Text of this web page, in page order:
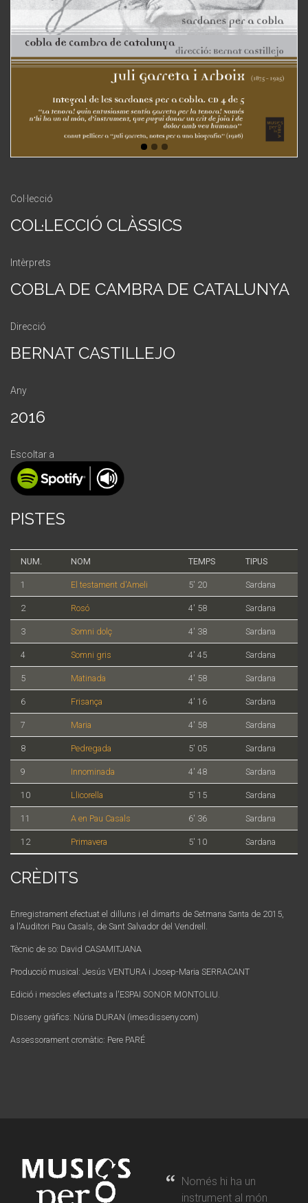
Col·lecció
COL·LECCIÓ CLÀSSICS
Intèrprets
COBLA DE CAMBRA DE CATALUNYA
Direcció
BERNAT CASTILLEJO
Any
2016
Escoltar a
PISTES
NUM. NOM TEMPS TIPUS
1 El testament d'Ameli 5' 20 Sardana
2 Rosó 4' 58 Sardana
3 Somni dolç 4' 38 Sardana
4 Somni gris 4' 45 Sardana
5 Matinada 4' 58 Sardana
6 Frisança 4' 16 Sardana
7 Maria 4' 58 Sardana
8 Pedregada 5' 05 Sardana
9 Innominada 4' 48 Sardana
10 Llicorella 5' 15 Sardana
11 A en Pau Casals 6' 36 Sardana
12 Primavera 5' 10 Sardana
CRÈDITS
Enregistrament efectuat el dilluns i el dimarts de Setmana Santa de 2015,
a l'Auditori Pau Casals, de Sant Salvador del Vendrell.
Tècnic de so: David CASAMITJANA
Producció musical: Jesús VENTURA i Josep-Maria SERRACANT
Edició i mescles efectuats a l'ESPAI SONOR MONTOLIU.
Disseny gràfics: Núria DURAN (imesdisseny.com)
Assessorament cromàtic: Pere PARÉ
Només hi ha un
instrument al món